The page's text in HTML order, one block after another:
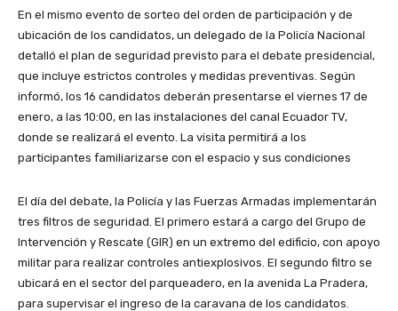
En el mismo evento de sorteo del orden de participación y de
ubicación de los candidatos, un delegado de la Policía Nacional
detalló el plan de seguridad previsto para el debate presidencial,
que incluye estrictos controles y medidas preventivas. Según
informó, los 16 candidatos deberán presentarse el viernes 17 de
enero, a las 10:00, en las instalaciones del canal Ecuador TV,
donde se realizará el evento. La visita permitirá a los
participantes familiarizarse con el espacio y sus condiciones
El día del debate, la Policía y las Fuerzas Armadas implementarán
tres filtros de seguridad. El primero estará a cargo del Grupo de
Intervención y Rescate (GIR) en un extremo del edificio, con apoyo
militar para realizar controles antiexplosivos. El segundo filtro se
ubicará en el sector del parqueadero, en la avenida La Pradera,
para supervisar el ingreso de la caravana de los candidatos.